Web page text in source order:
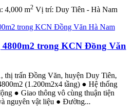
4,000 m2 Vị trí: Duy Tiên - Hà Nam
trong KCN Đồng Văn
trấn Đồng Văn, huyện Duy Tiên,
(1.200m2x4 tầng) ● Hệ thống
● Giao thông vô cùng thuận tiện
nguyên vật liệu ● Đường...